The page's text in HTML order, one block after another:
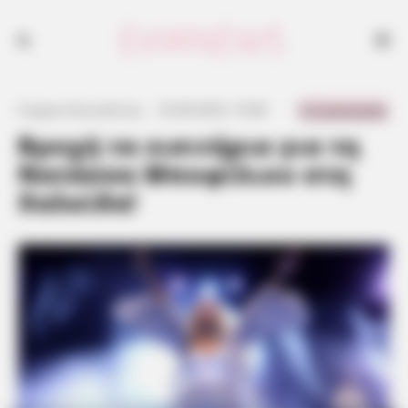
Βροχή τα εισιτήρια για τη
Νατάσσα Μποφίλιου στη
Χαλκίδα!